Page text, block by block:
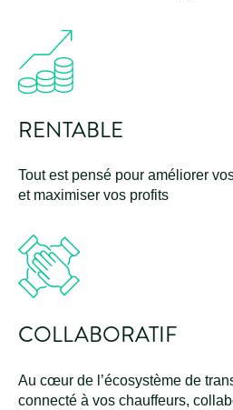
RENTABLE
Tout est pensé pour améliorer
et maximiser vos profits
COLLABORATIF
Au cœur de l’écosystème de
connecté à vos chauffeurs,